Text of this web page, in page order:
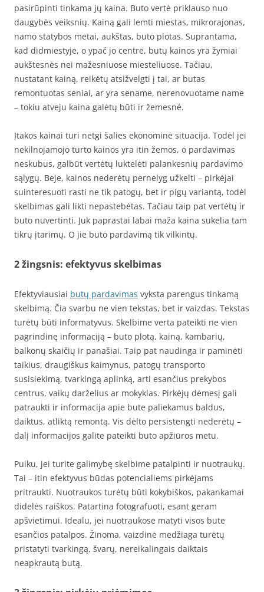
pasirūpinti tinkama jų kaina. Buto vertė priklauso nuo
daugybės veiksnių. Kainą gali lemti miestas, mikrorajonas,
namo statybos metai, aukštas, buto plotas. Suprantama,
kad didmiestyje, o ypač jo centre, butų kainos yra žymiai
aukštesnės nei mažesniuose miesteliuose. Tačiau,
nustatant kainą, reikėtų atsižvelgti į tai, ar butas
remontuotas seniai, ar yra sename, nerenovuotame name
– tokiu atveju kaina galėtų būti ir žemesnė.
Įtakos kainai turi netgi šalies ekonominė situacija. Todėl jei
nekilnojamojo turto kainos yra itin žemos, o pardavimas
neskubus, galbūt vertėtų luktelėti palankesnių pardavimo
sąlygų. Beje, kainos nederėtų pernelyg užkelti – pirkėjai
suinteresuoti rasti ne tik patogų, bet ir pigų variantą, todėl
skelbimas gali likti nepastebėtas. Tačiau taip pat vertėtų ir
buto nuvertinti. Juk paprastai labai maža kaina sukelia tam
tikrų įtarimų. O jie buto pardavimą tik vilkintų.
2 žingsnis: efektyvus skelbimas
Efektyviausiai butų pardavimas vyksta parengus tinkamą
skelbimą. Čia svarbu ne vien tekstas, bet ir vaizdas. Tekstas
turėtų būti informatyvus. Skelbime verta pateikti ne vien
pagrindinę informaciją – buto plotą, kainą, kambarių,
balkonų skaičių ir panašiai. Taip pat naudinga ir paminėti
taikius, draugiškus kaimynus, patogų transporto
susisiekimą, tvarkingą aplinką, arti esančius prekybos
centrus, vaikų darželius ar mokyklas. Pirkėjų dėmesį gali
patraukti ir informacija apie bute paliekamus baldus,
daiktus, atliktą remontą. Vis dėlto persistengti nederėtų –
dalį informacijos galite pateikti buto apžiūros metu.
Puiku, jei turite galimybę skelbime patalpinti ir nuotraukų.
Tai – itin efektyvus būdas potencialiems pirkėjams
pritraukti. Nuotraukos turėtų būti kokybiškos, pakankamai
didelės raiškos. Patartina fotografuoti, esant geram
apšvietimui. Idealu, jei nuotraukose matyti visos bute
esančios patalpos. Žinoma, vaizdinė medžiaga turėtų
pristatyti tvarkingą, švarų, nereikalingais daiktais
neapkrautą butą.